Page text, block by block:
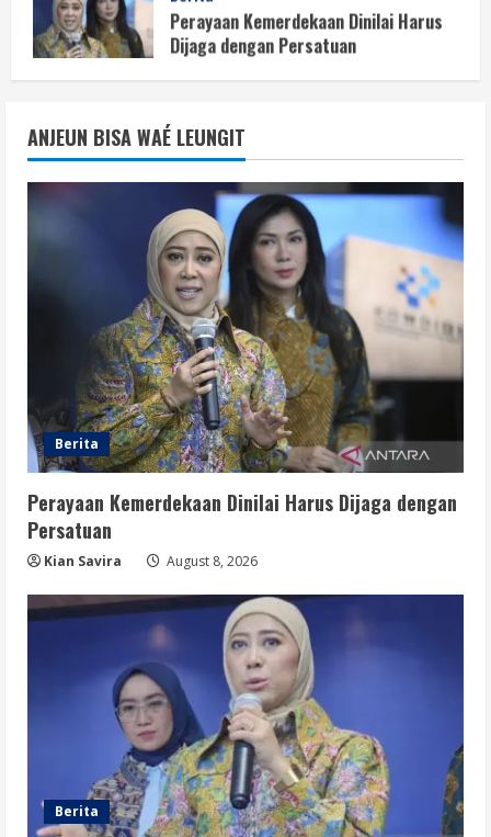
1
Dijaga dengan Persatuan
August 8, 2026
2
Situasi Nasional Aman, Publik Diminta
Waspadai Provokasi Jelang HUT RI
August 8, 2026
3
Opini
Situasi Nasional Aman Harus Dijaga
dari Provokasi Jelang HUT ke-81 RI
August 8, 2026
4
Opini
HUT RI ke-81 Momentum Menjaga
Stabilitas, Keamanan, dan Optimisme
August 8, 2026
5
Berita
Dorong Perlindungan Data dan Konten
Jurnalistik
August 8, 2026
ANJEUN BISA WAÉ LEUNGIT
Berita
Perayaan Kemerdekaan Dinilai Harus Dijaga dengan
Persatuan
Kian Savira August 8, 2026
Berita